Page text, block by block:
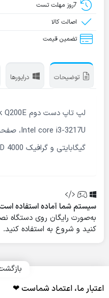
7روز مهلت تست
اصالت کالا
تضمین قیمت
توضیحات درایورها
گیگابایتی و گرافیک Intel HD 4000
سیستم شما آماده استفاده
به‌صورت رایگان روی دستگاه
کنید و شروع به استفاده کنید.
اعتبار ما، اعتماد شماست ❤︎